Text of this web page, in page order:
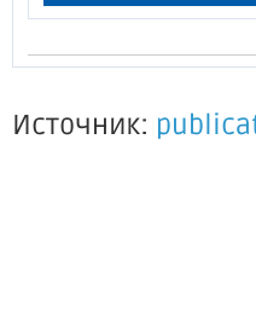
Источник: